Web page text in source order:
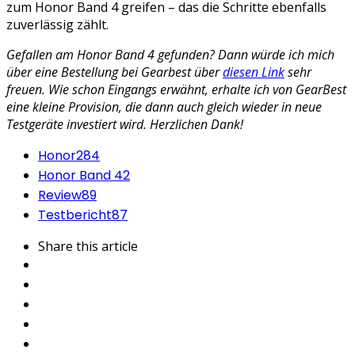
zum Honor Band 4 greifen – das die Schritte ebenfalls
zuverlässig zählt.
Gefallen am Honor Band 4 gefunden? Dann würde ich mich
über eine Bestellung bei Gearbest überdiesen Linksehr
freuen. Wie schon Eingangs erwähnt, erhalte ich von GearBest
eine kleine Provision, die dann auch gleich wieder in neue
Testgeräte investiert wird. Herzlichen Dank!
Honor284
Honor Band 42
Review89
Testbericht87
Share this article